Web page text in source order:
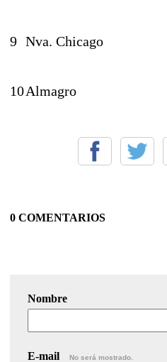
9 Nva. Chicago
10Almagro
0 COMENTARIOS
Nombre
E-mail No será mostrado.